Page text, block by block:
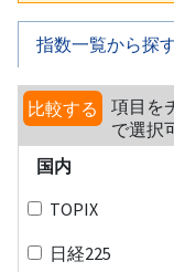
指数一覧から探
比較する
項目を
で選択
国内
TOPIX
日経225